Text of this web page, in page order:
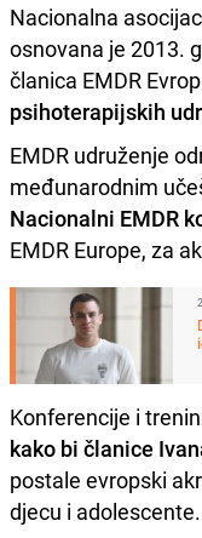
Nacionalna
osnovana je 2013.
članica EMDR
psihoterapijskih
EMDR udruženje
međunarodnim
Nacionalni EMDR
EMDR Europe, za
Konferencije i
kako bi članice
postale evropski
djecu i adolescente.